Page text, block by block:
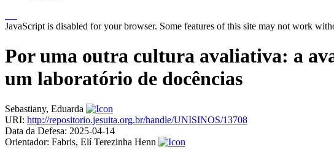
JavaScript is disabled for your browser. Some features of this site may not work
Por uma outra cultura avaliativa: a
um laboratório de docências
Sebastiany, Eduarda
URI: http://repositorio.jesuita.org.br/handle/UNISINOS/13708
Data da Defesa: 2025-04-14
Orientador: Fabris, Elí Terezinha Henn